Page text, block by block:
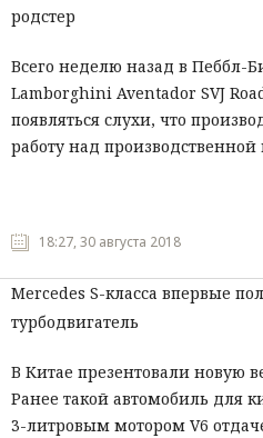
родстер
Всего неделю назад в Пеббл-
Lamborghini Aventador SVJ
появляться слухи, что
работу над
18:27, 30 августа 2018
Mercedes S-класса впервые
турбодвигатель
В Китае презентовали новую
Ранее такой автомобиль для
3-литровым мотором V6